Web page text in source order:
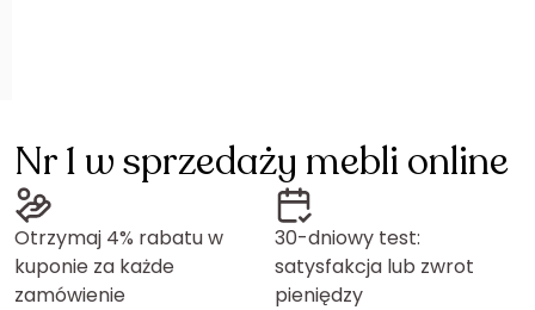
Nr 1 w sprzedaży mebli online
Otrzymaj 4% rabatu w
kuponie za każde
zamówienie
30-dniowy test:
satysfakcja lub zwrot
pieniędzy